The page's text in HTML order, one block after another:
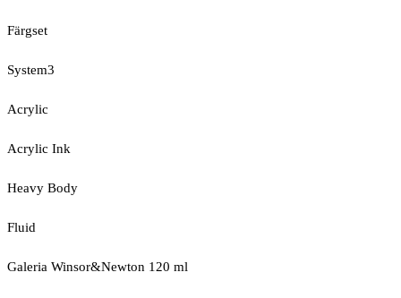
Färgset
System3
Acrylic
Acrylic Ink
Heavy Body
Fluid
Galeria Winsor&Newton 120 ml